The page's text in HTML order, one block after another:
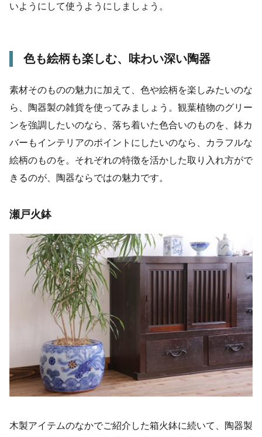
いようにして使うようにしましょう。
色も絵柄も楽しむ、味わい深い陶器
素材そのものの魅力に加えて、色や絵柄を楽しみたいのな
ら、陶器製の雑貨を使ってみましょう。観葉植物のグリー
ンを強調したいのなら、落ち着いた色合いのものを、鉢カ
バーもインテリアのポイントにしたいのなら、カラフルな
絵柄のものを。それぞれの特徴を活かした取り入れ方がで
きるのが、陶器ならではの魅力です。
瀬戸火鉢
木製アイテムのなかでご紹介した箱火鉢に続いて、陶器製